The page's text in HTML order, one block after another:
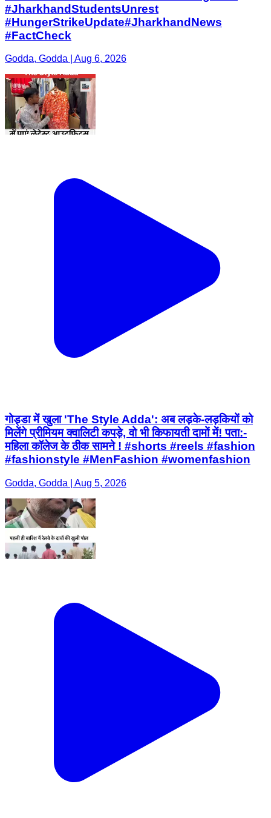
#JharkhandStudentsUnrest ​
#HungerStrikeUpdate ​#JharkhandNews ​
#FactCheck
Godda, Godda | Aug 6, 2026
गोड्डा में खुला 'The Style Adda': अब लड़के-लड़कियों को
मिलेंगे प्रीमियम क्वालिटी कपड़े, वो भी किफायती दामों में! पता:-
महिला कॉलेज के ठीक सामने ! #shorts #reels #fashion
#fashionstyle #MenFashion #womenfashion
Godda, Godda | Aug 5, 2026